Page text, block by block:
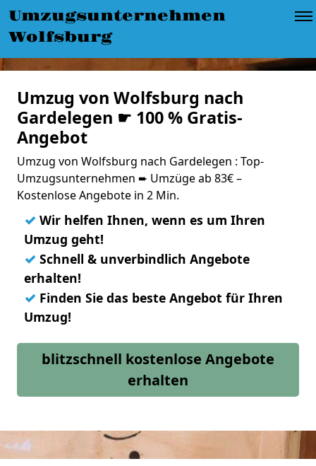
Umzugsunternehmen
Wolfsburg
Umzug von Wolfsburg nach
Gardelegen ☛ 100 % Gratis-
Angebot
Umzug von Wolfsburg nach Gardelegen : Top-
Umzugsunternehmen ➨ Umzüge ab 83€ –
Kostenlose Angebote in 2 Min.
✓ Wir helfen Ihnen, wenn es um Ihren
Umzug geht!
✓ Schnell & unverbindlich Angebote
erhalten!
✓ Finden Sie das beste Angebot für Ihren
Umzug!
blitzschnell kostenlose Angebote
erhalten